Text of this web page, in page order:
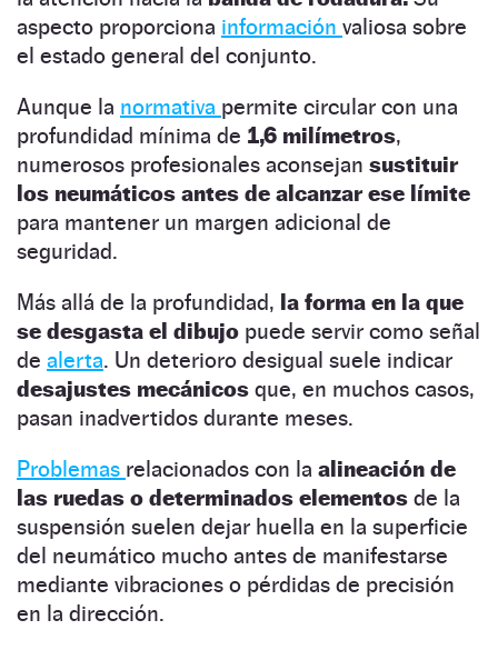
aspecto proporciona información valiosa sobre
el estado general del conjunto.
Aunque la normativa permite circular con una
profundidad mínima de 1,6 milímetros,
numerosos profesionales aconsejan sustituir
los neumáticos antes de alcanzar ese límite
para mantener un margen adicional de
seguridad.
Más allá de la profundidad, la forma en la que
se desgasta el dibujo puede servir como señal
de alerta. Un deterioro desigual suele indicar
desajustes mecánicos que, en muchos casos,
pasan inadvertidos durante meses.
Problemas relacionados con la alineación de
las ruedas o determinados elementos de la
suspensión suelen dejar huella en la superficie
del neumático mucho antes de manifestarse
mediante vibraciones o pérdidas de precisión
en la dirección.